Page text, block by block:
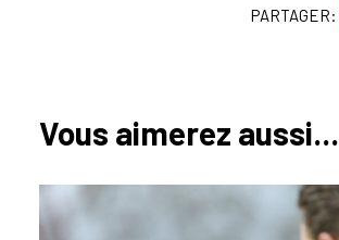
PARTAGER:
Vous aimerez aussi...